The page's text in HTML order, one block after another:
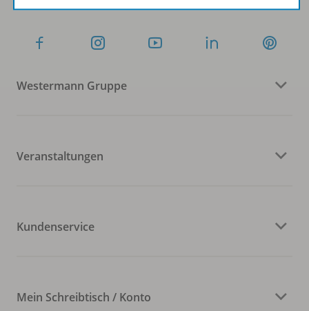
Westermann Gruppe
Veranstaltungen
Kundenservice
Mein Schreibtisch / Konto